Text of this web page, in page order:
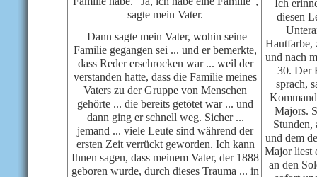
sagte mein Vater.
Dann sagte mein Vater, wohin seine
Familie gegangen sei ... und er bemerkte,
dass Reder erschrocken war ... weil der
verstanden hatte, dass die Familie meines
Vaters zu der Gruppe von Menschen
gehörte ... die bereits getötet war ... und
dann ging er schnell weg. Sicher ...
jemand ... viele Leute sind während der
ersten Zeit verrückt geworden. Ich kann
Ihnen sagen, dass meinem Vater, der 1888
geboren wurde, durch dieses Trauma ... in
Ich
diesen
Hautfarbe,
und nach
30. Der
sprach,
Majors.
Stunden,
und dem
Major liest
an den